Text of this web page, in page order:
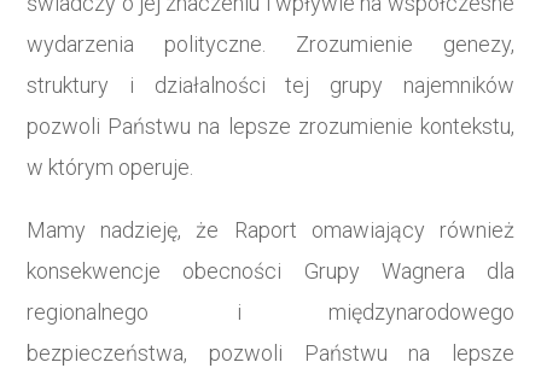
wydarzenia polityczne. Zrozumienie genezy,
struktury i działalności tej grupy najemników
pozwoli Państwu na lepsze zrozumienie kontekstu,
w którym operuje.
Mamy nadzieję, że Raport omawiający również
konsekwencje obecności Grupy Wagnera dla
regionalnego i międzynarodowego
bezpieczeństwa, pozwoli Państwu na lepsze